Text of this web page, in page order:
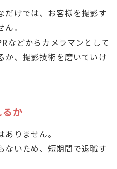
だけでは、お客様を撮影す
。
などからカメラマンとして
か、撮影技術を磨いていけ
か
りません。
ないため、短期間で退職す